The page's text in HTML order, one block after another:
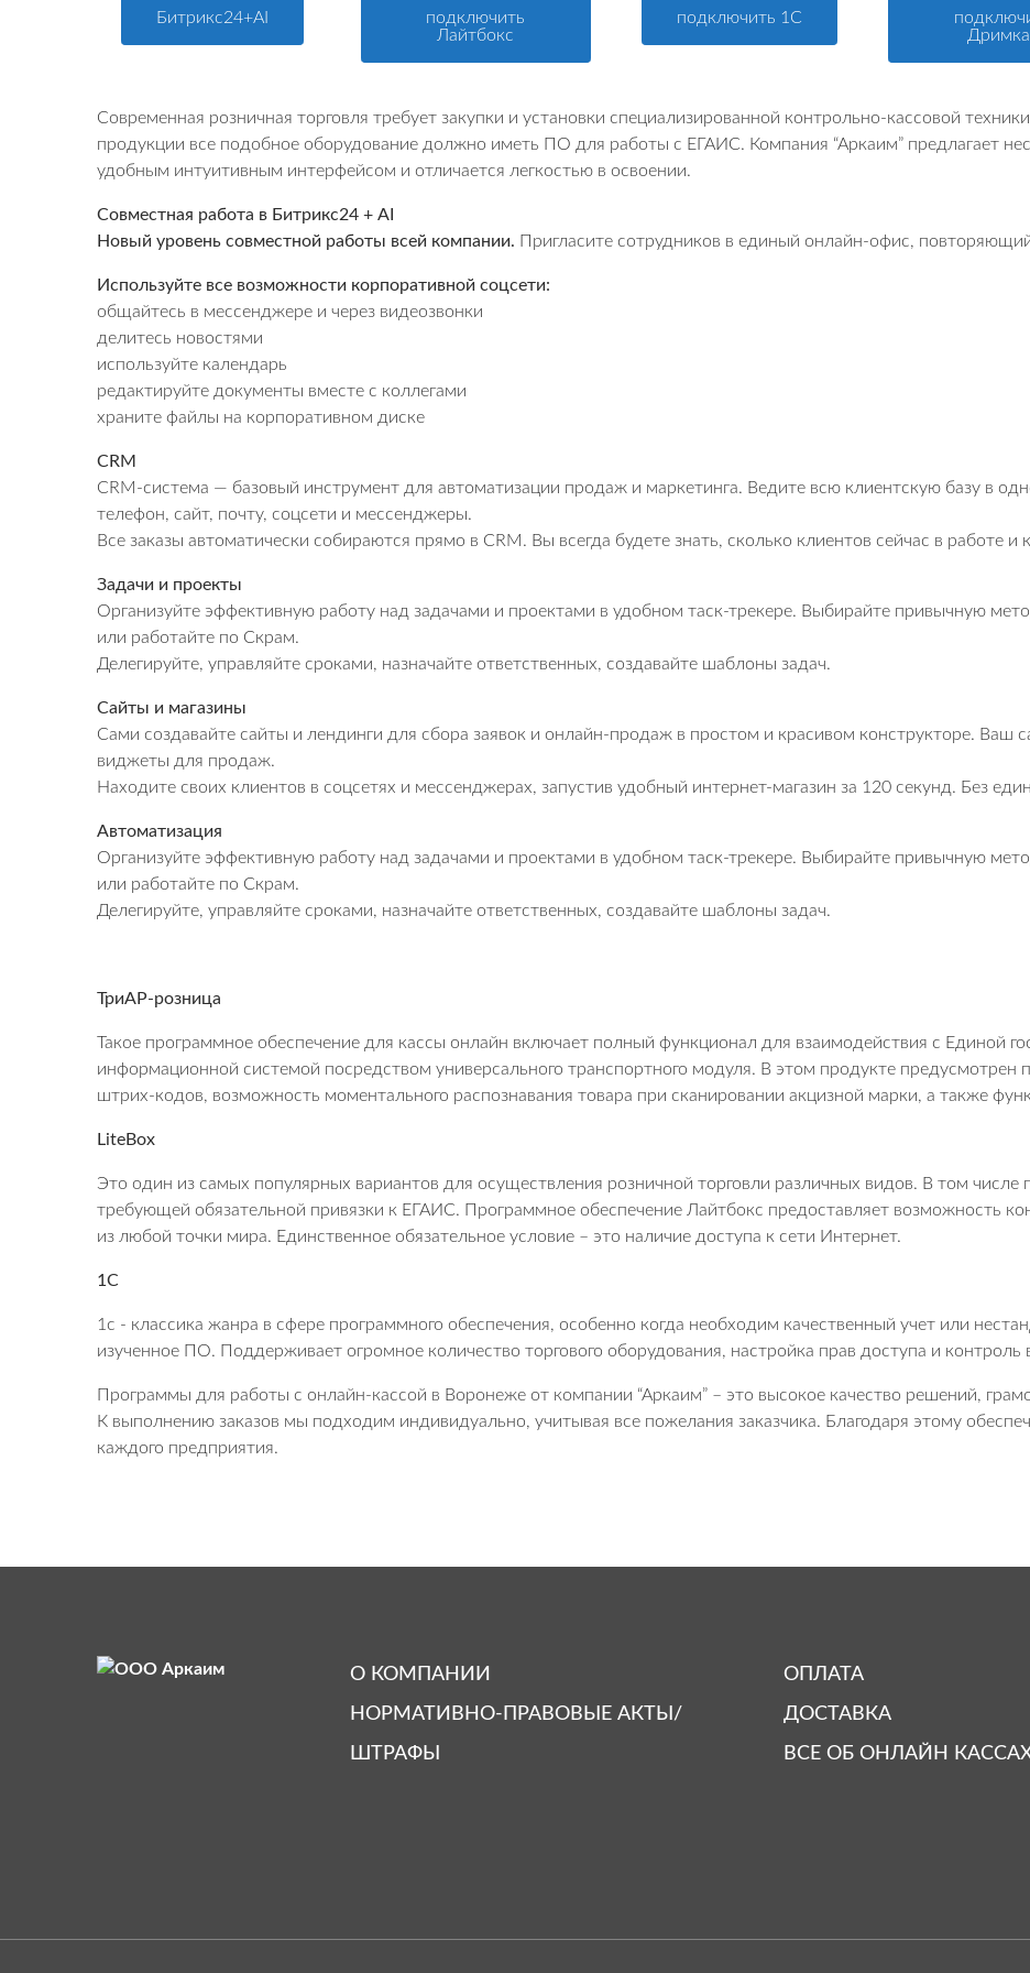
Битрикс24+AI
подключить
Лайтбокс
подключить 1С
Современная розничная торговля требует закупки и установки специализированной контрольно-кассовой
продукции все подобное оборудование должно иметь ПО для работы с ЕГАИС. Компания “Аркаим” предлагает
удобным интуитивным интерфейсом и отличается легкостью в освоении.
Совместная работа в Битрикс24 + AI
Новый уровень совместной работы всей компании. Пригласите сотрудников в единый онлайн-офис,
Используйте все возможности корпоративной соцсети:
общайтесь в мессенджере и через видеозвонки
делитесь новостями
используйте календарь
редактируйте документы вместе с коллегами
храните файлы на корпоративном диске
CRM
CRM-система — базовый инструмент для автоматизации продаж и маркетинга. Ведите всю клиентскую базу в
телефон, сайт, почту, соцсети и мессенджеры.
Все заказы автоматически собираются прямо в CRM. Вы всегда будете знать, сколько клиентов сейчас в работе
Задачи и проекты
Организуйте эффективную работу над задачами и проектами в удобном таск-трекере. Выбирайте привычную
или работайте по Скрам.
Делегируйте, управляйте сроками, назначайте ответственных, создавайте шаблоны задач.
Сайты и магазины
Сами создавайте сайты и лендинги для сбора заявок и онлайн-продаж в простом и красивом конструкторе. Ваш
виджеты для продаж.
Находите своих клиентов в соцсетях и мессенджерах, запустив удобный интернет-магазин за 120 секунд. Без
Автоматизация
Организуйте эффективную работу над задачами и проектами в удобном таск-трекере. Выбирайте привычную
или работайте по Скрам.
Делегируйте, управляйте сроками, назначайте ответственных, создавайте шаблоны задач.
ТриАР-розница
Такое программное обеспечение для кассы онлайн включает полный функционал для взаимодействия с Единой
информационной системой посредством универсального транспортного модуля. В этом продукте предусмотрен
штрих-кодов, возможность моментального распознавания товара при сканировании акцизной марки, а также
LiteBox
Это один из самых популярных вариантов для осуществления розничной торговли различных видов. В том числе
требующей обязательной привязки к ЕГАИС. Программное обеспечение Лайтбокс предоставляет возможность
из любой точки мира. Единственное обязательное условие – это наличие доступа к сети Интернет.
1C
1с - классика жанра в сфере программного обеспечения, особенно когда необходим качественный учет или
изученное ПО. Поддерживает огромное количество торгового оборудования, настройка прав доступа и
Программы для работы с онлайн-кассой в Воронеже от компании “Аркаим” – это высокое качество решений,
К выполнению заказов мы подходим индивидуально, учитывая все пожелания заказчика. Благодаря этому
каждого предприятия.
О КОМПАНИИ
НОРМАТИВНО-ПРАВОВЫЕ АКТЫ/
ШТРАФЫ
ОПЛАТА
ДОСТАВКА
ВСЕ ОБ ОНЛАЙН